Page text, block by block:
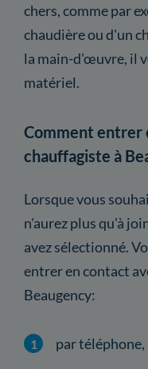
chers, comme par
chaudière ou d'un
la main-d'œuvre, il
matériel.
Comment entrer
chauffagiste à
Lorsque vous
n'aurez plus qu'à
avez sélectionné.
entrer en contact
Beaugency:
par téléphone,